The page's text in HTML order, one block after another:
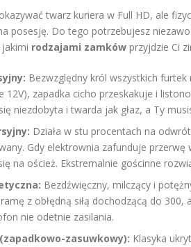
twarz kuriera w Full HD, ale
posesję. Do tego potrzebujesz
rodzajami zamków przyjdzie Ci
Bezwzględny król wszystkich
12V), zapadka cicho przeskakuje i
niezdobyta i twarda jak głaz, a Ty
Działa w stu procentach na
Gdy elektrownia zafunduje
na oścież. Ekstremalnie gościnne
Bezdźwięczny, milczący i
z obłędną siłą dochodzącą do
nie odetnie zasilania.
zasuwkowy): Klasyka